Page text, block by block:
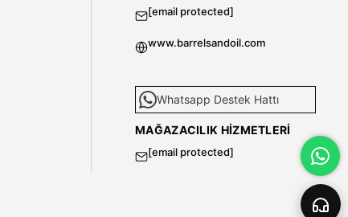
[email protected]
www.barrelsandoil.com
Whatsapp Destek Hattı
MAĞAZACILIK HIZMETLERI
[email protected]